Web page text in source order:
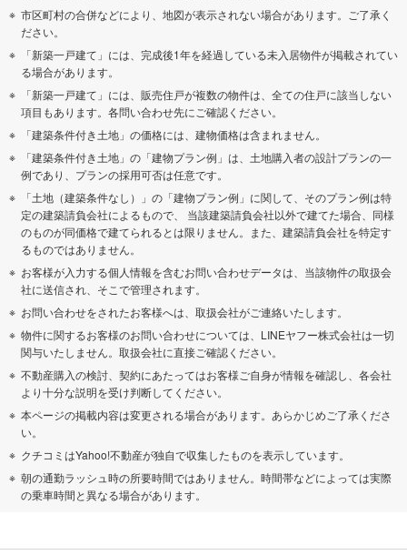
市区町村の合併などにより、地図が表示されない場合があります。ご了承く
ださい。
「新築一戸建て」には、完成後1年を経過している未入居物件が掲載されてい
る場合があります。
「新築一戸建て」には、販売住戸が複数の物件は、全ての住戸に該当しない
項目もあります。各問い合わせ先にご確認ください。
「建築条件付き土地」の価格には、建物価格は含まれません。
「建築条件付き土地」の「建物プラン例」は、土地購入者の設計プランの一
例であり、プランの採用可否は任意です。
「土地（建築条件なし）」の「建物プラン例」に関して、そのプラン例は特
定の建築請負会社によるもので、 当該建築請負会社以外で建てた場合、同様
のものが同価格で建てられるとは限りません。また、建築請負会社を特定す
るものではありません。
お客様が入力する個人情報を含むお問い合わせデータは、当該物件の取扱会
社に送信され、そこで管理されます。
お問い合わせをされたお客様へは、取扱会社がご連絡いたします。
物件に関するお客様のお問い合わせについては、LINEヤフー株式会社は一切
関与いたしません。取扱会社に直接ご確認ください。
不動産購入の検討、契約にあたってはお客様ご自身が情報を確認し、各会社
より十分な説明を受け判断してください。
本ページの掲載内容は変更される場合があります。あらかじめご了承くださ
い。
クチコミはYahoo!不動産が独自で収集したものを表示しています。
朝の通勤ラッシュ時の所要時間ではありません。時間帯などによっては実際
の乗車時間と異なる場合があります。